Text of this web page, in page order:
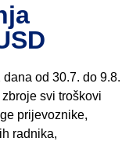
od 30.7. do 9.8.
svi troškovi
prijevoznike,
radnika,